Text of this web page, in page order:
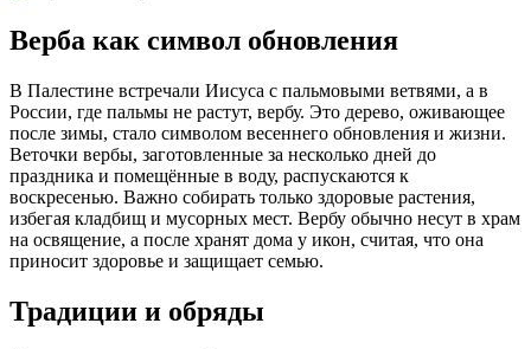
Верба как символ обновления
В Палестине встречали Иисуса с пальмовыми ветвями, а в
России, где пальмы не растут, вербу. Это дерево, оживающее
после зимы, стало символом весеннего обновления и жизни.
Веточки вербы, заготовленные за несколько дней до
праздника и помещённые в воду, распускаются к
воскресенью. Важно собирать только здоровые растения,
избегая кладбищ и мусорных мест. Вербу обычно несут в храм
на освящение, а после хранят дома у икон, считая, что она
приносит здоровье и защищает семью.
Традиции и обряды